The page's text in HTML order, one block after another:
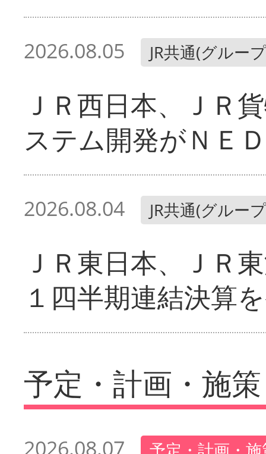
2026.08.05 JR共通(グルー
ＪＲ西日本、ＪＲ
ステム開発がＮＥ
2026.08.04 JR共通(グルー
ＪＲ東日本、ＪＲ
１四半期連結決算
予定・計画・施策
2026.08.07 予定・計画・